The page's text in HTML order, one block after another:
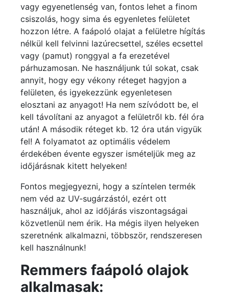
vagy egyenetlenség van, fontos lehet a finom
csiszolás, hogy sima és egyenletes felületet
hozzon létre. A faápoló olajat a felületre hígítás
nélkül kell felvinni lazúrecsettel, széles ecsettel
vagy (pamut) ronggyal a fa erezetével
párhuzamosan. Ne használjunk túl sokat, csak
annyit, hogy egy vékony réteget hagyjon a
felületen, és igyekezzünk egyenletesen
elosztani az anyagot! Ha nem szívódott be, el
kell távolítani az anyagot a felületről kb. fél óra
után! A második réteget kb. 12 óra után vigyük
fel! A folyamatot az optimális védelem
érdekében évente egyszer ismételjük meg az
időjárásnak kitett helyeken!
Fontos megjegyezni, hogy a színtelen termék
nem véd az UV-sugárzástól, ezért ott
használjuk, ahol az időjárás viszontagságai
közvetlenül nem érik. Ha mégis ilyen helyeken
szeretnénk alkalmazni, többször, rendszeresen
kell használnunk!
Remmers faápoló olajok
alkalmasak: